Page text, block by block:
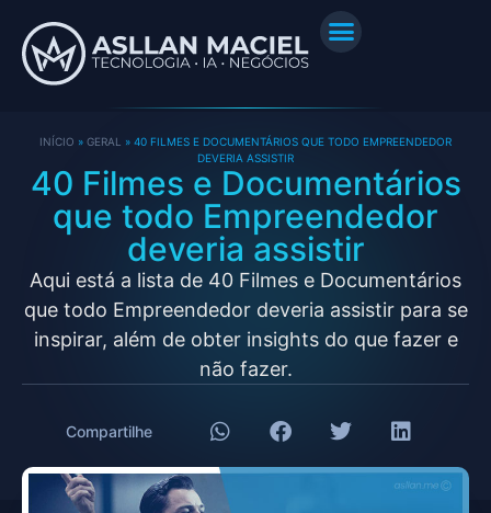
INÍCIO » GERAL » 40 FILMES E DOCUMENTÁRIOS QUE TODO EMPREENDEDOR
DEVERIA ASSISTIR
40 Filmes e Documentários
que todo Empreendedor
deveria assistir
Aqui está a lista de 40 Filmes e Documentários
que todo Empreendedor deveria assistir para se
inspirar, além de obter insights do que fazer e
não fazer.
Compartilhe